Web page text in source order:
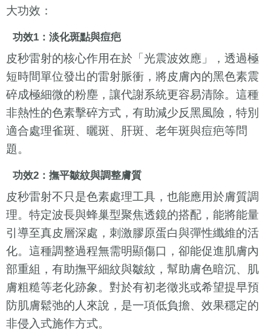
大功效：
功效1：淡化斑點與痘疤
皮秒雷射的核心作用在於「光震波效應」，透過極
短時間單位發出的雷射脈衝，將皮膚內的黑色素震
碎成極細微的粉塵，讓代謝系統更容易清除。這種
非熱性的色素擊碎方式，有助減少反黑風險，特別
適合處理雀斑、曬斑、肝斑、老年斑與痘疤等問
題。
功效2：撫平皺紋與調整膚質
皮秒雷射不只是色素處理工具，也能應用於膚質調
理。特定波長與蜂巢型聚焦透鏡的搭配，能將能量
引導至真皮層深處，刺激膠原蛋白與彈性纖維的活
化。這種調整過程無需明顯傷口，卻能促進肌膚內
部重組，有助撫平細紋與皺紋，幫助膚色暗沉、肌
膚粗糙等老化跡象。對於有初老徵兆或希望提早預
防肌膚鬆弛的人來說，是一項低負擔、效果穩定的
非侵入式施作方式。